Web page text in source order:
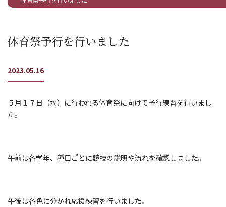
体育祭予行を行いました
2023.05.16
５月１７日（水）に行われる体育祭に向けて予行練習を行いまし
た。
午前は各学年、種目ごとに競技の説明や流れを確認しました。
午後は各色に分かれ応援練習を行いました。